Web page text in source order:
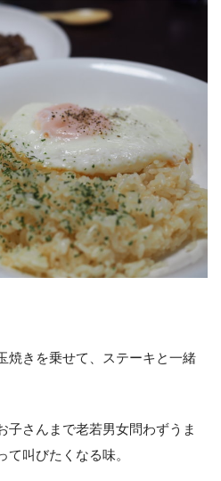
焼きを乗せて、ステーキと一緒
子さんまで老若男女問わずうま
叫びたくなる味。